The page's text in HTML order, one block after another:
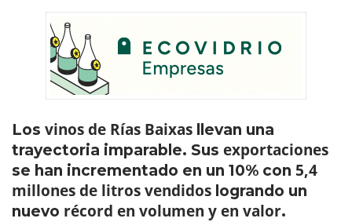
Los vinos de Rías Baixas llevan una
trayectoria imparable. Sus exportaciones
se han incrementado en un 10% con 5,4
millones de litros vendidos logrando un
nuevo récord en volumen y en valor.